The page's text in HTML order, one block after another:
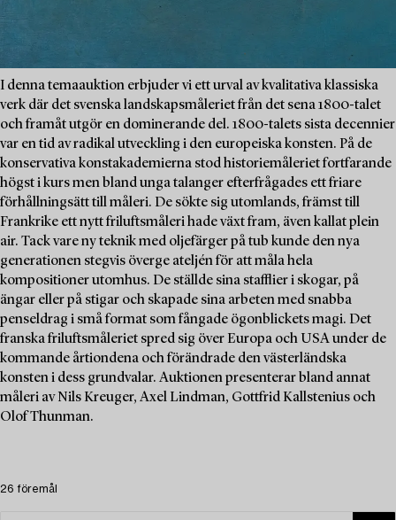
I denna temaauktion erbjuder vi ett urval av kvalitativa klassiska
verk där det svenska landskapsmåleriet från det sena 1800-talet
och framåt utgör en dominerande del. 1800-talets sista decennier
var en tid av radikal utveckling i den europeiska konsten. På de
konservativa konstakademierna stod historiemåleriet fortfarande
högst i kurs men bland unga talanger efterfrågades ett friare
förhållningsätt till måleri. De sökte sig utomlands, främst till
Frankrike ett nytt friluftsmåleri hade växt fram, även kallat plein
air. Tack vare ny teknik med oljefärger på tub kunde den nya
generationen stegvis överge ateljén för att måla hela
kompositioner utomhus. De ställde sina stafflier i skogar, på
ängar eller på stigar och skapade sina arbeten med snabba
penseldrag i små format som fångade ögonblickets magi. Det
franska friluftsmåleriet spred sig över Europa och USA under de
kommande årtiondena och förändrade den västerländska
konsten i dess grundvalar. Auktionen presenterar bland annat
måleri av Nils Kreuger, Axel Lindman, Gottfrid Kallstenius och
Olof Thunman.
26 föremål